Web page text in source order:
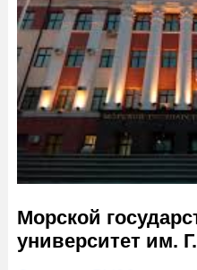
Морской
университет им.